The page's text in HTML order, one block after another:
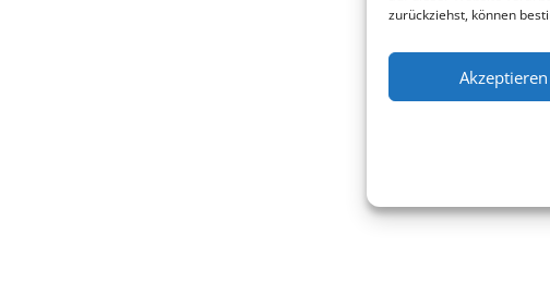
zurückziehst, können
Akzeptieren